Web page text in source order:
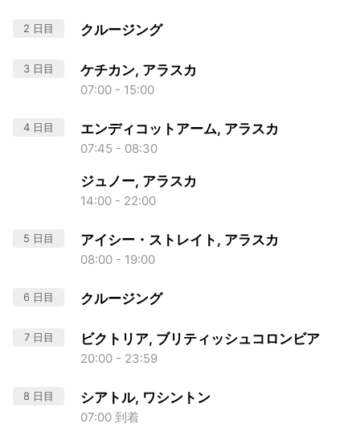
2 日目 クルージング
3 日目 ケチカン, アラスカ
07:00 - 15:00
4 日目 エンディコットアーム, アラスカ
07:45 - 08:30
ジュノー, アラスカ
14:00 - 22:00
5 日目 アイシー・ストレイト, アラスカ
08:00 - 19:00
6 日目 クルージング
7 日目 ビクトリア, ブリティッシュコロンビア
20:00 - 23:59
8 日目 シアトル, ワシントン
07:00 到着